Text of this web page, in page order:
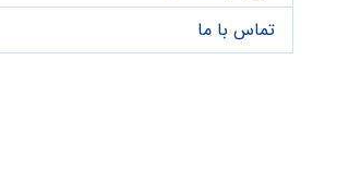
تماس با ما